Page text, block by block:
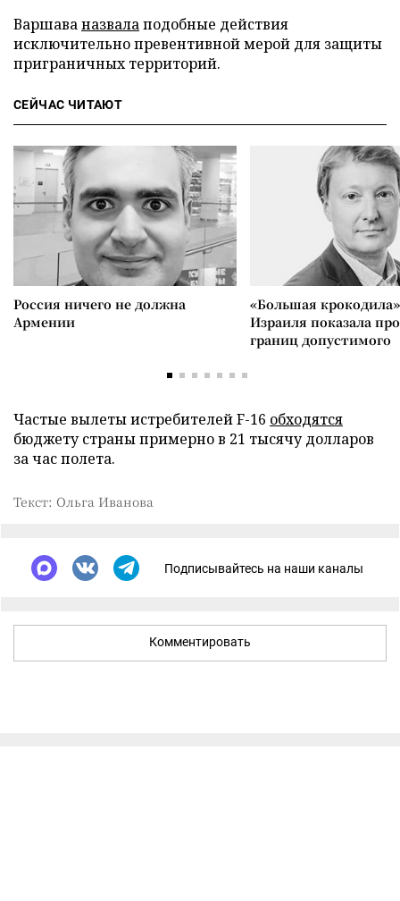
Варшаваназвалаподобные действия
исключительно превентивной мерой для защиты
приграничных территорий.
СЕЙЧАС ЧИТАЮТ
Россия ничего не должна
Армении
«Большая
Израиля показала
границ допустимого
Частые вылеты истребителей F-16 обходятся
бюджету страны примерно в 21 тысячу долларов
за час полета.
Текст: Ольга Иванова
Подписывайтесь на наши каналы
Комментировать